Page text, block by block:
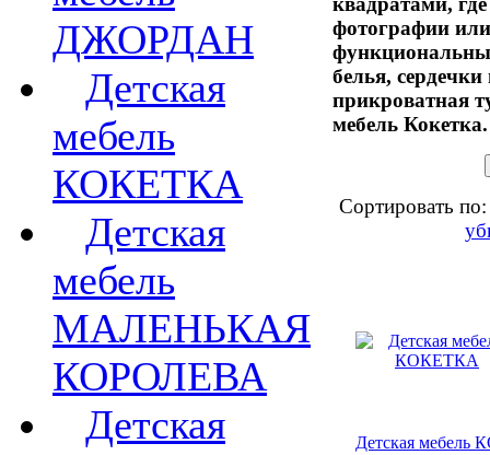
ДЖОРДАН
Детская
мебель
КОКЕТКА
Детская
мебель
МАЛЕНЬКАЯ
КОРОЛЕВА
Детская
фотографии
белья,
прикроватная
мебель Кокетка.
Сортировать
Детская